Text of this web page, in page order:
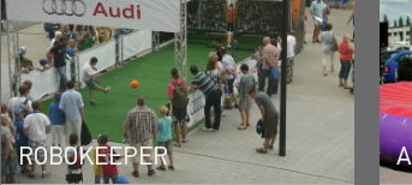
ROBOKEEPER